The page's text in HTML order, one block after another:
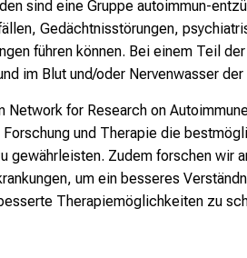
sind eine Gruppe autoimmun-
Gedächtnisstörungen,
führen können. Bei einem Teil
im Blut und/oder Nervenwasser
Network for Research on
und Therapie die
gewährleisten. Zudem forschen wir
um ein besseres
Therapiemöglichkeiten zu